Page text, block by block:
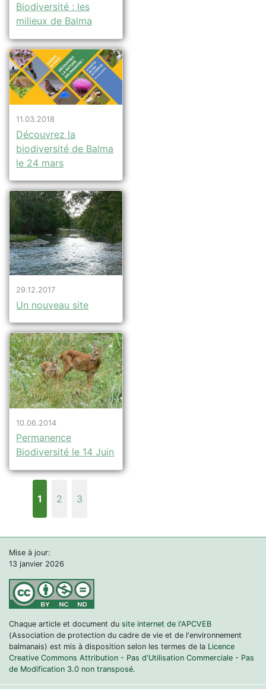
Biodiversité : les
milieux de Balma
11.03.2018
Découvrez la
biodiversité de Balma
le 24 mars
29.12.2017
Un nouveau site
10.06.2014
Permanence
Biodiversité le 14 Juin
1 2 3
Mise à jour:
13 janvier 2026
Chaque article et document du site internet de l'APCVEB
(Association de protection du cadre de vie et de l'environnement
balmanais) est mis à disposition selon les termes de la Licence
Creative Commons Attribution - Pas d'Utilisation Commerciale - Pas
de Modification 3.0 non transposé.